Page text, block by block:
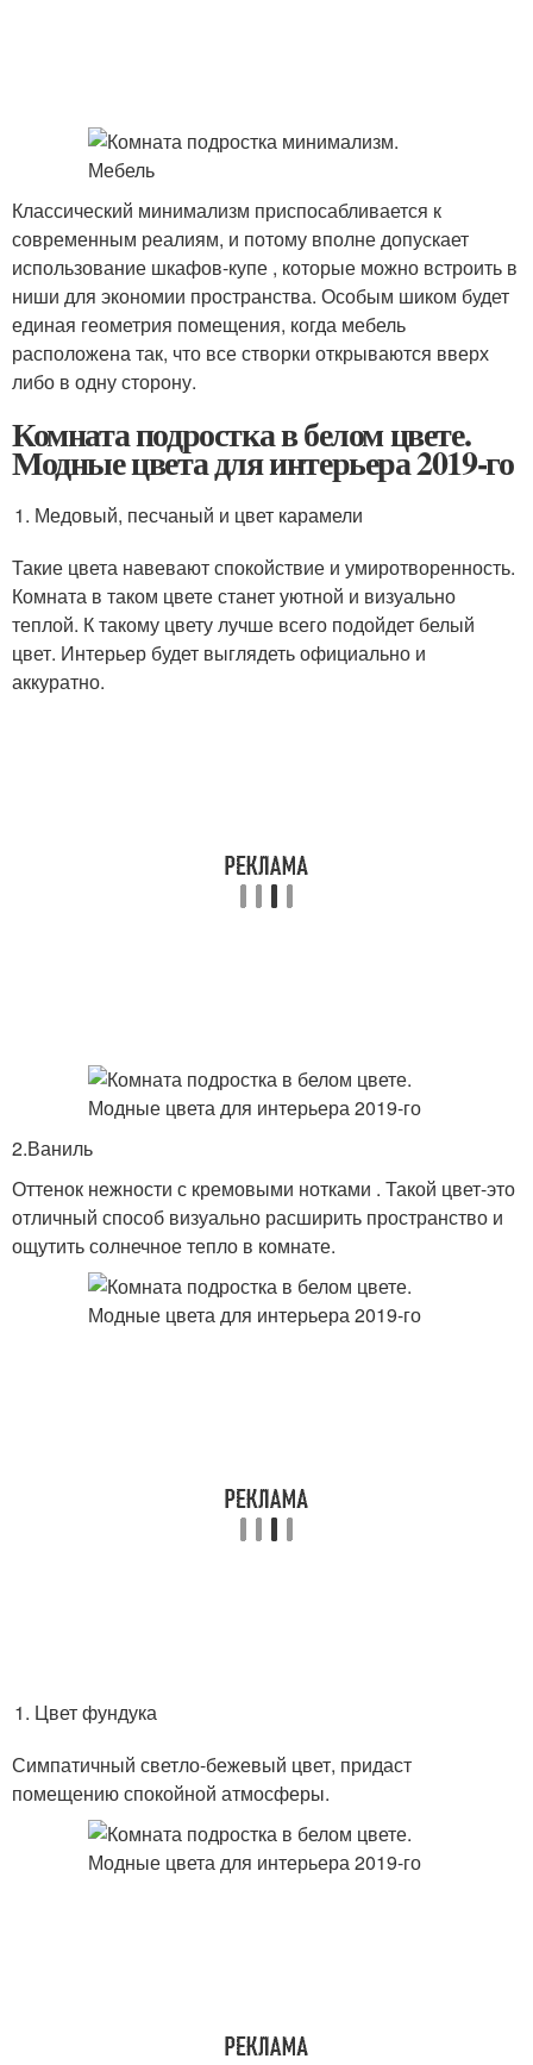
Классический минимализм приспосабливается к
современным реалиям, и потому вполне допускает
использование шкафов-купе , которые можно встроить в
ниши для экономии пространства. Особым шиком будет
единая геометрия помещения, когда мебель
расположена так, что все створки открываются вверх
либо в одну сторону.
Комната подростка в белом цвете.
Модные цвета для интерьера 2019-го
Медовый, песчаный и цвет карамели
Такие цвета навевают спокойствие и умиротворенность.
Комната в таком цвете станет уютной и визуально
теплой. К такому цвету лучше всего подойдет белый
цвет. Интерьер будет выглядеть официально и
аккуратно.
2.Ваниль
Оттенок нежности с кремовыми нотками . Такой цвет-это
отличный способ визуально расширить пространство и
ощутить солнечное тепло в комнате.
Цвет фундука
Симпатичный светло-бежевый цвет, придаст
помещению спокойной атмосферы.